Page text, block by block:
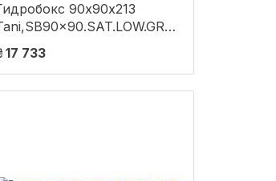
90х90х213
BLA Lidz
17 733